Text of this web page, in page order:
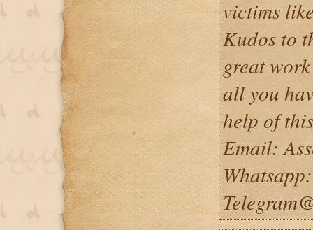
victims
Kudos to
great
all you
help of
Email: